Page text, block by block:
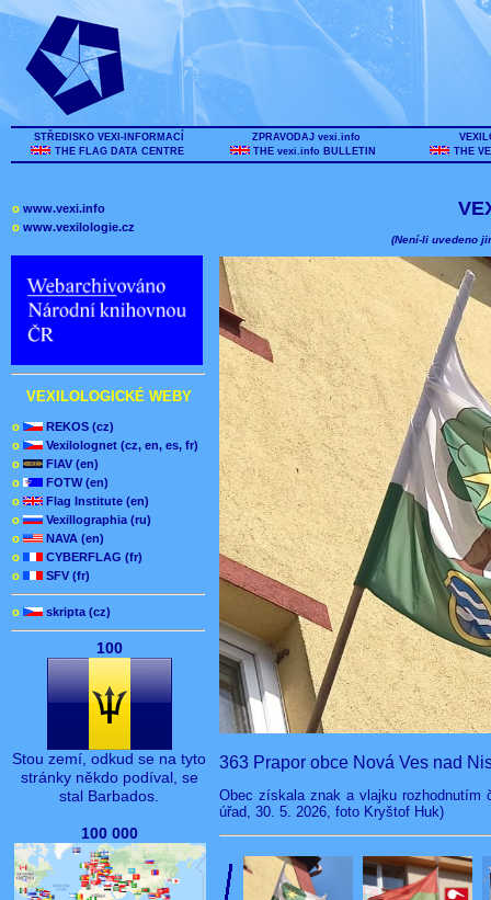
STŘEDISKO VEXI-INFORMACÍ
THE FLAG DATA CENTRE
ZPRAVODAJ vexi.info
THE vexi.info BULLETIN
THE
o www.vexi.info
o www.vexilologie.cz
VEXILOLOGICKÉ WEBY
o
REKOS (cz)
o
Vexilolognet (cz, en, es, fr)
o
FIAV (en)
o
FOTW (en)
o
Flag Institute (en)
o
Vexillographia (ru)
o
NAVA (en)
o
CYBERFLAG (fr)
o
SFV (fr)
o skripta (cz)
100
Stou zemí, odkud se na tyto
stránky někdo podíval, se
stal Barbados.
100 000
(Není-li uvedeno
363 Prapor obce Nová Ves nad
Obec získala znak a vlajku rozhodnutím
úřad, 30. 5. 2026, foto Kryštof Huk)